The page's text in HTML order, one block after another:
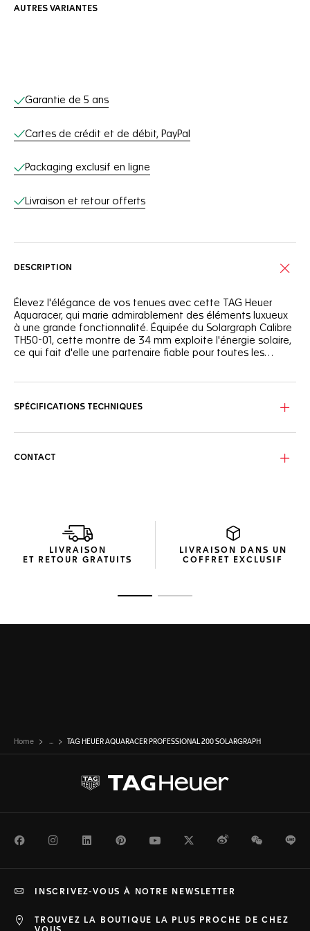
AUTRES VARIANTES
Services en ligne
Garantie de 5 ans
Cartes de crédit et de débit, PayPal
Packaging exclusif en ligne
Livraison et retour offerts
DESCRIPTION
Élevez l'élégance de vos tenues avec cette TAG Heuer
Aquaracer, qui marie admirablement des éléments luxueux
à une grande fonctionnalité. Équipée du Solargraph Calibre
TH50-01, cette montre de 34 mm exploite l'énergie solaire,
ce qui fait d'elle une partenaire fiable pour toutes les
l'absorption de la lumière, faisant de chaque interaction
lunette unidirectionnelle en acier avec une échelle de 60
long de la journée.
SPÉCIFICATIONS TECHNIQUES
CONTACT
LIVRAISON
ET RETOUR GRATUITS
LIVRAISON DANS UN
COFFRET EXCLUSIF
Home ... TAG HEUER AQUARACER PROFESSIONAL 200 SOLARGRAPH
FacebookInstagramLinkedInPinterestYoutubeTwitterWeiboWeChat
TROUVEZ LA BOUTIQUE LA PLUS PROCHE DE CHEZ
INSCRIVEZ-VOUS À NOTRE NEWSLETTER